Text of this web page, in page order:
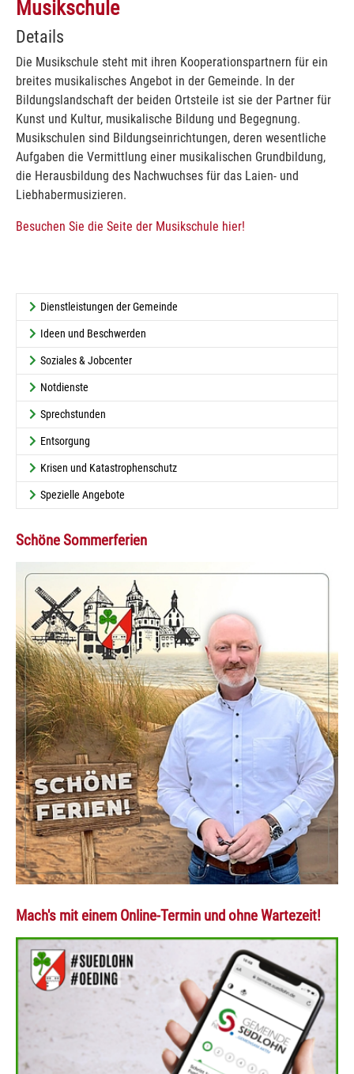
Musikschule
Details
Die Musikschule steht mit ihren Kooperationspartnern für ein
breites musikalisches Angebot in der Gemeinde. In der
Bildungslandschaft der beiden Ortsteile ist sie der Partner für
Kunst und Kultur, musikalische Bildung und Begegnung.
Musikschulen sind Bildungseinrichtungen, deren wesentliche
Aufgaben die Vermittlung einer musikalischen Grundbildung,
die Herausbildung des Nachwuchses für das Laien- und
Liebhabermusizieren.
Besuchen Sie die Seite der Musikschule hier!
Dienstleistungen der Gemeinde
Ideen und Beschwerden
Soziales & Jobcenter
Notdienste
Sprechstunden
Entsorgung
Krisen und Katastrophenschutz
Spezielle Angebote
Schöne Sommerferien
Mach's mit einem Online-Termin und ohne Wartezeit!